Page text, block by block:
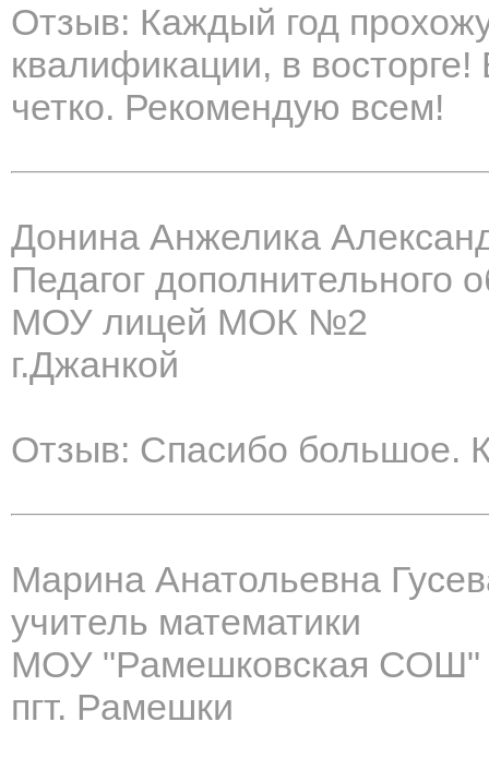
Отзыв: Каждый год
квалификации, в
четко. Рекомендую всем!
Донина Анжелика
Педагог дополнительного
МОУ лицей МОК №2
г.Джанкой
Отзыв: Спасибо большое.
Марина Анатольевна
учитель математики
МОУ "Рамешковская СОШ"
пгт. Рамешки